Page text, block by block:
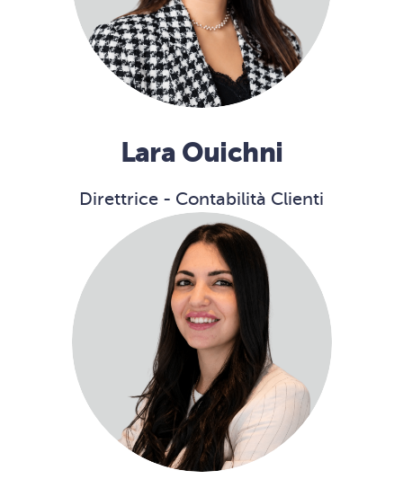
Lara Ouichni
Direttrice - Contabilità Clienti